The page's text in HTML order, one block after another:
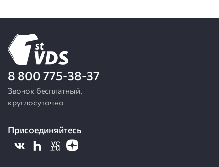
8 800 775-38-37
Звонок бесплатный,
круглосуточно
Присоединяйтесь